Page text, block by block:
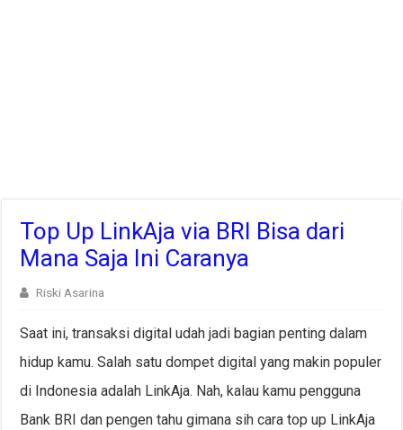
Top Up LinkAja via BRI Bisa dari
Mana Saja Ini Caranya
Riski Asarina
Saat ini, transaksi digital udah jadi bagian penting dalam
hidup kamu. Salah satu dompet digital yang makin populer
di Indonesia adalah LinkAja. Nah, kalau kamu pengguna
Bank BRI dan pengen tahu gimana sih cara top up LinkAja